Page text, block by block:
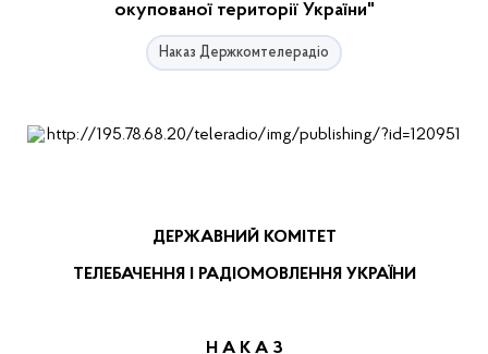
окупованої території України"
Наказ Держкомтелерадіо
ДЕРЖАВНИЙ КОМІТЕТ
ТЕЛЕБАЧЕННЯ І РАДІОМОВЛЕННЯ УКРАЇНИ
Н А К А З